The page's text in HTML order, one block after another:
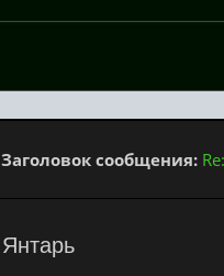
Заголовок сообщения:
Янтарь